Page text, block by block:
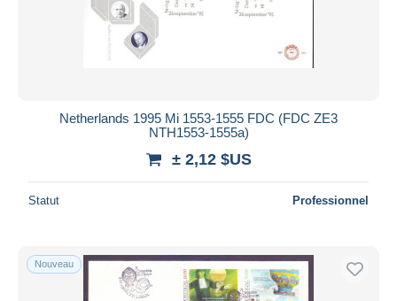
Netherlands 1995 Mi 1553-1555 FDC (FDC ZE3
NTH1553-1555a)
± 2,12 $US
Statut Professionnel
Nouveau